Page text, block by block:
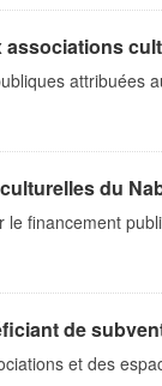
attribuées
du
financement
de
et des